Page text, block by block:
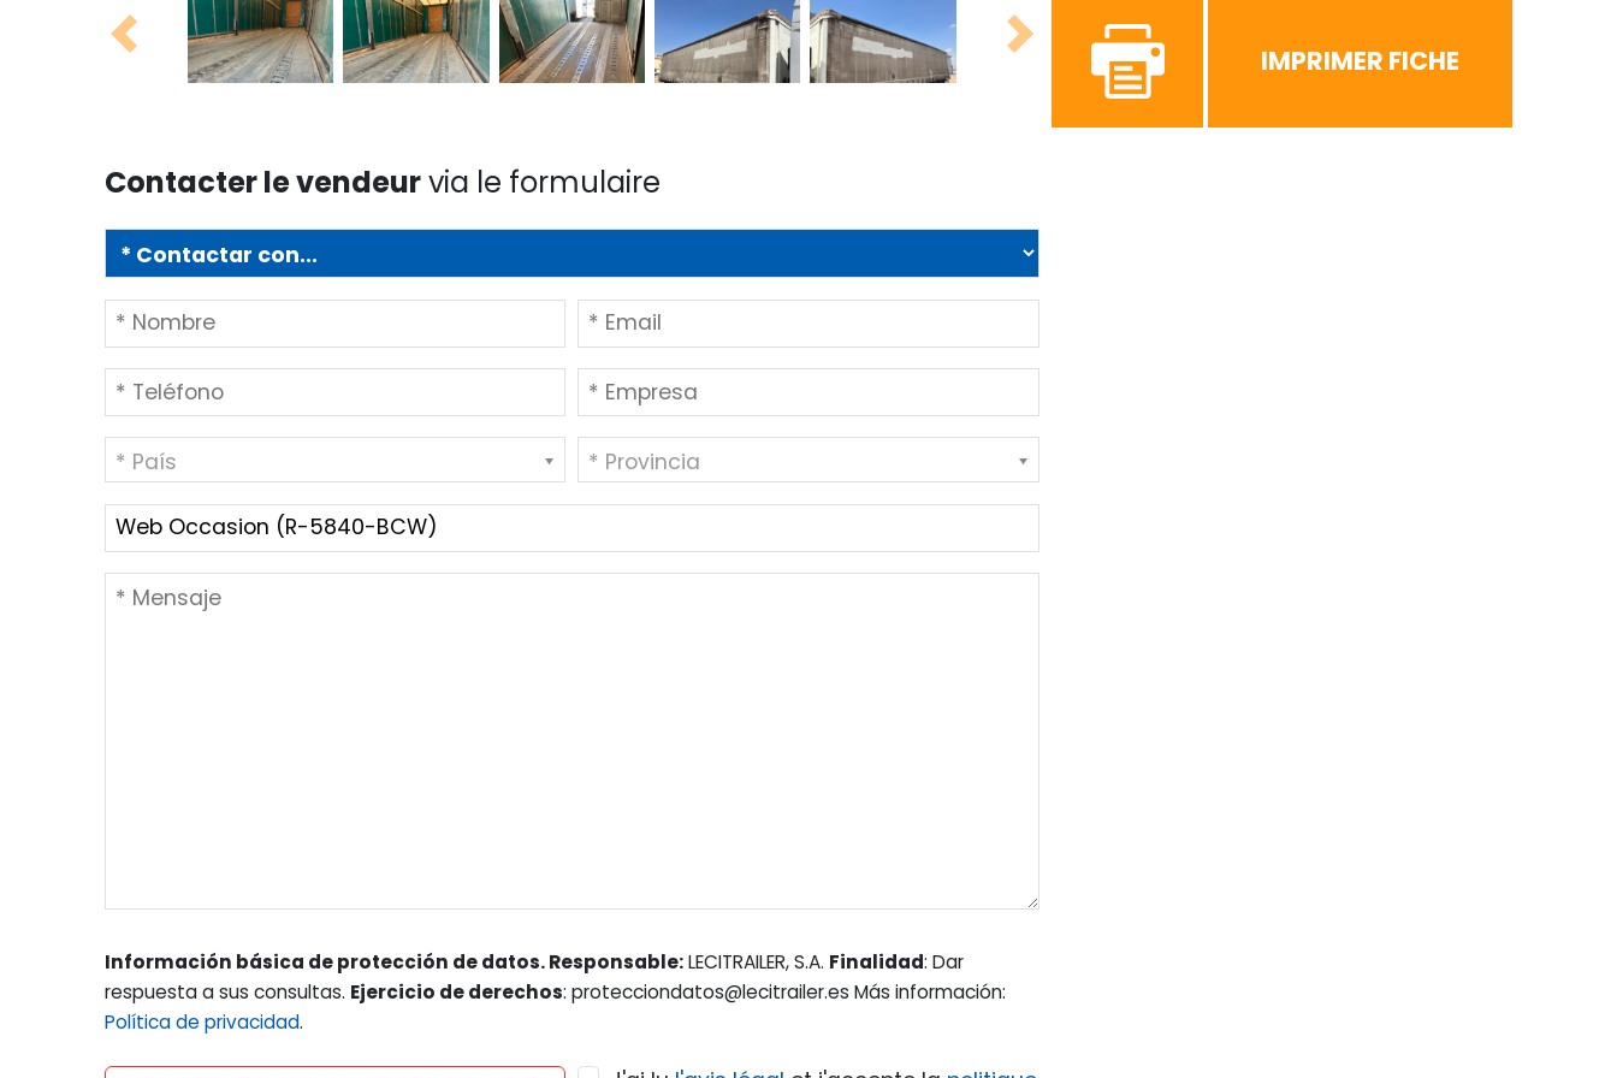
Previous Next IMPRIMER FICHE
Contacter le vendeurvia le formulaire
* País * Provincia
Información básica de protección de datos. Responsable:LECITRAILER, S.A. Finalidad: Dar
respuesta a sus consultas. Ejercicio de derechos: protecciondatos@lecitrailer.es Más información:
Política de privacidad.